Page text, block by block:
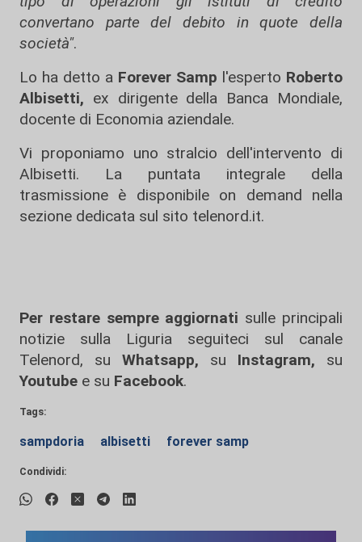
convertano parte del debito in quote della
società".
Lo ha detto a Forever Samp l'esperto Roberto
Albisetti, ex dirigente della Banca Mondiale,
docente di Economia aziendale.
Vi proponiamo uno stralcio dell'intervento di
Albisetti. La puntata integrale della
trasmissione è disponibile on demand nella
sezione dedicata sul sito telenord.it.
Per restare sempre aggiornati sulle principali
notizie sulla Liguria seguiteci sul canale
Telenord, su
Whatsapp, su Instagram, su
Youtube e su Facebook.
Tags:
sampdoria albisetti forever samp
Condividi: